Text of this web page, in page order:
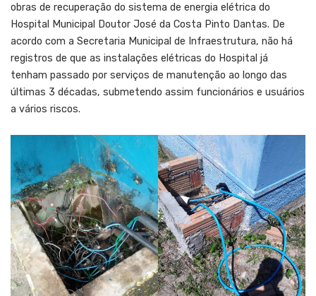
obras de recuperação do sistema de energia elétrica do
Hospital Municipal Doutor José da Costa Pinto Dantas. De
acordo com a Secretaria Municipal de Infraestrutura, não há
registros de que as instalações elétricas do Hospital já
tenham passado por serviços de manutenção ao longo das
últimas 3 décadas, submetendo assim funcionários e usuários
a vários riscos.